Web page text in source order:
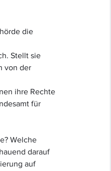
die
Stellt sie
von der
ihre Rechte
für
Welche
darauf
auf